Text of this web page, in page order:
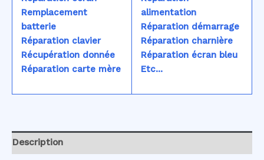
Remplacement
batterie
Réparation clavier
Récupération donnée
Réparation carte mère
alimentation
Réparation démarrage
Réparation charnière
Réparation écran bleu
Etc...
Description